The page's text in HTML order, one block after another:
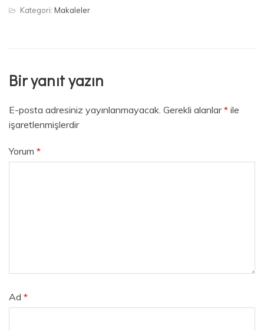
Kategori: Makaleler
Bir yanıt yazın
E-posta adresiniz yayınlanmayacak. Gerekli alanlar* ile
işaretlenmişlerdir
Yorum *
Ad *